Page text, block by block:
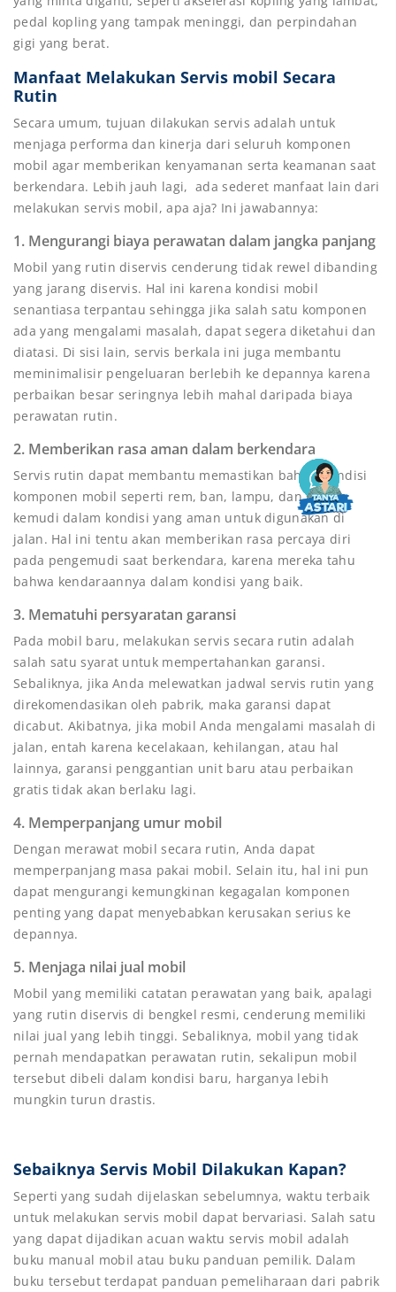
pedal kopling yang tampak meninggi, dan perpindahan
gigi yang berat.
Manfaat Melakukan Servis mobil Secara
Rutin
Secara umum, tujuan dilakukan servis adalah untuk
menjaga performa dan kinerja dari seluruh komponen
mobil agar memberikan kenyamanan serta keamanan saat
berkendara. Lebih jauh lagi, ada sederet manfaat lain dari
melakukan servis mobil, apa aja? Ini jawabannya:
1. Mengurangi biaya perawatan dalam jangka panjang
Mobil yang rutin diservis cenderung tidak rewel dibanding
yang jarang diservis. Hal ini karena kondisi mobil
senantiasa terpantau sehingga jika salah satu komponen
ada yang mengalami masalah, dapat segera diketahui dan
diatasi. Di sisi lain, servis berkala ini juga membantu
meminimalisir pengeluaran berlebih ke depannya karena
perbaikan besar seringnya lebih mahal daripada biaya
perawatan rutin.
2. Memberikan rasa aman dalam berkendara
Servis rutin dapat membantu memastikan bahwa kondisi
komponen mobil seperti rem, ban, lampu, dan sistem
kemudi dalam kondisi yang aman untuk digunakan di
jalan. Hal ini tentu akan memberikan rasa percaya diri
pada pengemudi saat berkendara, karena mereka tahu
bahwa kendaraannya dalam kondisi yang baik.
3. Mematuhi persyaratan garansi
Pada mobil baru, melakukan servis secara rutin adalah
salah satu syarat untuk mempertahankan garansi.
Sebaliknya, jika Anda melewatkan jadwal servis rutin yang
direkomendasikan oleh pabrik, maka garansi dapat
dicabut. Akibatnya, jika mobil Anda mengalami masalah di
jalan, entah karena kecelakaan, kehilangan, atau hal
lainnya, garansi penggantian unit baru atau perbaikan
gratis tidak akan berlaku lagi.
4. Memperpanjang umur mobil
Dengan merawat mobil secara rutin, Anda dapat
memperpanjang masa pakai mobil. Selain itu, hal ini pun
dapat mengurangi kemungkinan kegagalan komponen
penting yang dapat menyebabkan kerusakan serius ke
depannya.
5. Menjaga nilai jual mobil
Mobil yang memiliki catatan perawatan yang baik, apalagi
yang rutin diservis di bengkel resmi, cenderung memiliki
nilai jual yang lebih tinggi. Sebaliknya, mobil yang tidak
pernah mendapatkan perawatan rutin, sekalipun mobil
tersebut dibeli dalam kondisi baru, harganya lebih
mungkin turun drastis.
Sebaiknya Servis Mobil Dilakukan Kapan?
Seperti yang sudah dijelaskan sebelumnya, waktu terbaik
untuk melakukan servis mobil dapat bervariasi. Salah satu
yang dapat dijadikan acuan waktu servis mobil adalah
buku manual mobil atau buku panduan pemilik. Dalam
buku tersebut terdapat panduan pemeliharaan dari pabrik